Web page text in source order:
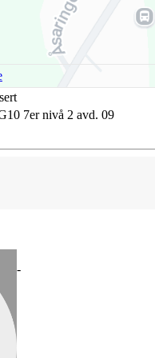
7er nivå 2 avd. 09
-